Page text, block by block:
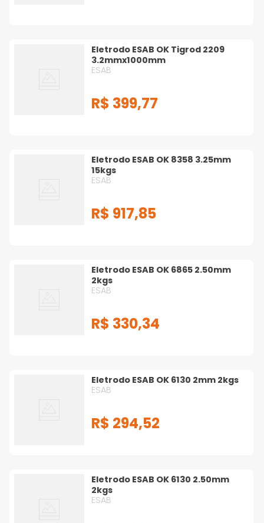
Eletrodo ESAB OK Tigrod 2209
3.2mmx1000mm
ESAB
R$ 399,77
Eletrodo ESAB OK 8358 3.25mm
15kgs
ESAB
R$ 917,85
Eletrodo ESAB OK 6865 2.50mm
2kgs
ESAB
R$ 330,34
Eletrodo ESAB OK 6130 2mm 2kgs
ESAB
R$ 294,52
Eletrodo ESAB OK 6130 2.50mm
2kgs
ESAB